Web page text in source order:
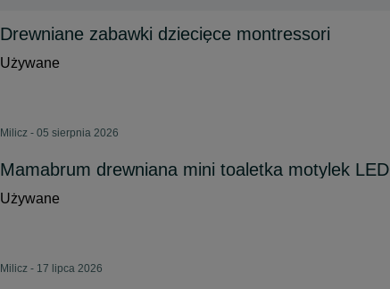
Drewniane zabawki dziecięce montressori
Używane
Milicz - 05 sierpnia 2026
Mamabrum drewniana mini toaletka motylek LED
Używane
Milicz - 17 lipca 2026